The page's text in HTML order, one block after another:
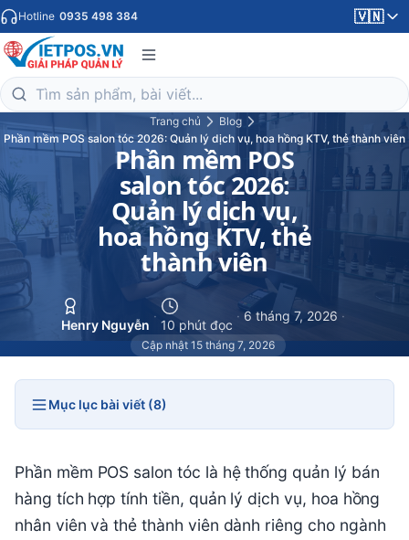
Hotline 0935 498 384 🇻🇳
Trang chủ
Blog
Phần mềm POS salon tóc 2026: Quản lý dịch vụ, hoa hồng KTV, thẻ thành viên
Phần mềm POS
salon tóc 2026:
Quản lý dịch vụ,
hoa hồng KTV, thẻ
thành viên
Henry Nguyễn
·
10 phút đọc
· 6 tháng 7, 2026 ·
Cập nhật 15 tháng 7, 2026
Mục lục bài viết (8)
Phần mềm POS salon tóc là hệ thống quản lý bán
hàng tích hợp tính tiền, quản lý dịch vụ, hoa hồng
nhân viên và thẻ thành viên dành riêng cho ngành